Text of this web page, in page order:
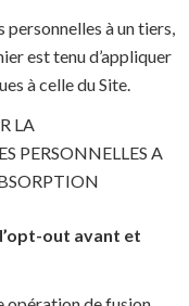
personnelles à un tiers,
est tenu d’appliquer
à celle du Site.
LA
PERSONNELLES A
out avant et